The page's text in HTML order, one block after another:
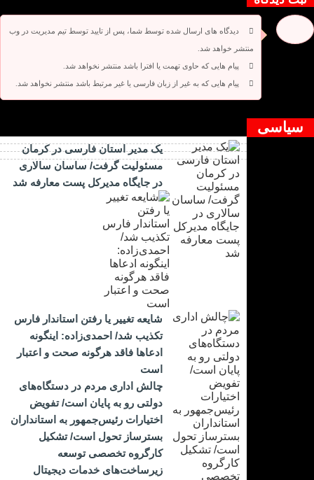
دیدگاه های ارسال شده توسط شما، پس از تایید توسط تیم مدیریت در وب
منتشر خواهد شد.
پیام هایی که حاوی تهمت یا افترا باشد منتشر نخواهد شد.
پیام هایی که به غیر از زبان فارسی یا غیر مرتبط باشد منتشر نخواهد شد.
سیاسی
یک مدیر استان فارسی در کرمان
مسئولیت گرفت/ ساسان سالاری
در جایگاه مدیرکل پست معارفه شد
شایعه تغییر یا رفتن استاندار فارس
تکذیب شد/ احمدی‌زاده: اینگونه
ادعاها فاقد هرگونه صحت و اعتبار
است
چالش اداری مردم در دستگاه‌های
دولتی رو به پایان است/ تفویض
اختیارات رئیس‌جمهور به استانداران
بسترساز تحول است/ تشکیل
کارگروه تخصصی توسعه
زیرساخت‌های خدمات دیجیتال